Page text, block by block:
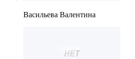
Васильева Валентина